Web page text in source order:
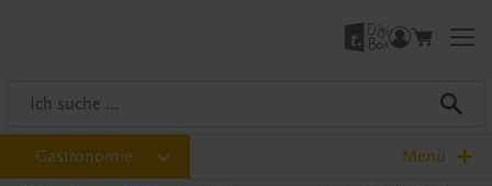
Gastronomie Menü